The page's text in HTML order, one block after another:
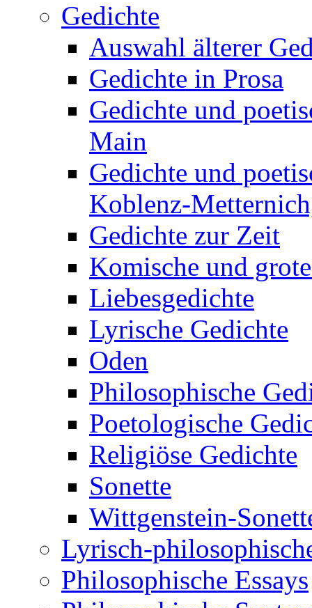
Gedichte
Auswahl älterer
Gedichte in Prosa
Gedichte und
Main
Gedichte und
Koblenz-
Gedichte zur Zeit
Komische und
Liebesgedichte
Lyrische Gedichte
Oden
Philosophische
Poetologische
Religiöse Gedichte
Sonette
Wittgenstein-
Lyrisch-
Philosophische Essays